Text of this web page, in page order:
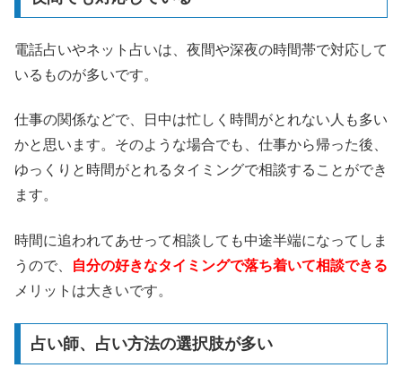
電話占いやネット占いは、夜間や深夜の時間帯で対応して
いるものが多いです。
仕事の関係などで、日中は忙しく時間がとれない人も多い
かと思います。そのような場合でも、仕事から帰った後、
ゆっくりと時間がとれるタイミングで相談することができ
ます。
時間に追われてあせって相談しても中途半端になってしま
うので、
自分の好きなタイミングで落ち着いて相談できる
メリットは大きいです。
占い師、占い方法の選択肢が多い